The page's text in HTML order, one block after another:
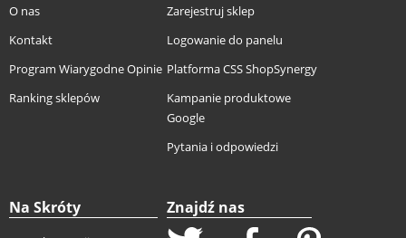
O nas
Kontakt
Program Wiarygodne Opinie
Ranking sklepów
Zarejestruj sklep
Logowanie do panelu
Platforma CSS ShopSynergy
Kampanie produktowe
Google
Pytania i odpowiedzi
Na Skróty Znajdź nas